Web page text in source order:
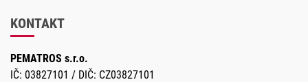
KONTAKT
PEMATROS s.r.o.
IČ: 03827101 / DIČ: CZ03827101